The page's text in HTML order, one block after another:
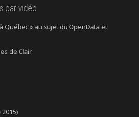
par vidéo
Québec » au sujet du OpenData et
de Clair